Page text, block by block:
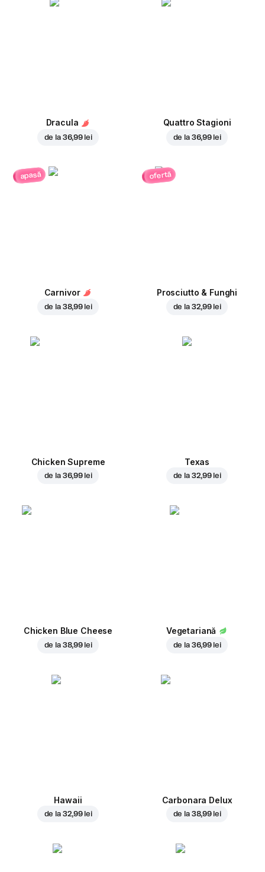
Dracula
de la 36,99 lei
Quattro Stagioni
de la 36,99 lei
apasă
Carnivor
de la 38,99 lei
ofertă
Prosciutto & Funghi
de la 32,99 lei
Chicken Supreme
de la 36,99 lei
Texas
de la 32,99 lei
Chicken Blue Cheese
de la 38,99 lei
Vegetariană
de la 36,99 lei
Hawaii
de la 32,99 lei
Carbonara Delux
de la 38,99 lei